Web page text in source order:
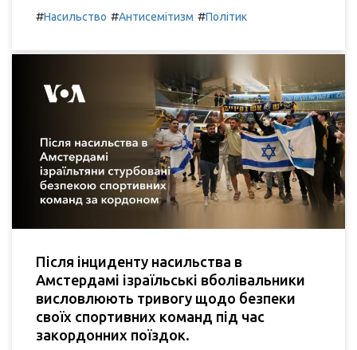
#Насильство #Антисемітизм #Політик
Після інциденту насильства в
Амстердамі ізраїльські вболівальники
висловлюють тривогу щодо безпеки
своїх спортивних команд під час
закордонних поїздок.